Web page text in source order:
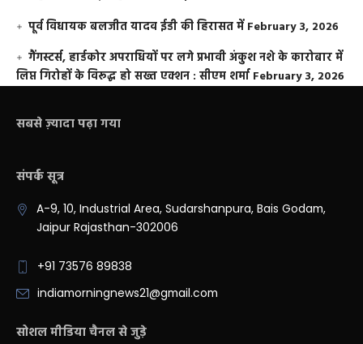
पूर्व विधायक बलजीत यादव ईडी की हिरासत में February 3, 2026
गैंगस्टर्स, हार्डकोर अपराधियों पर लगे प्रभावी अंकुश नशे के कारोबार में
लिप्त गिरोहों के विरूद्ध हो सख्त एक्शन : सीएम शर्मा February 3, 2026
सबसे ज़्यादा पढ़ा गया
संपर्क सूत्र
A-9, 10, Industrial Area, Sudarshanpura, Bais Godam,
Jaipur Rajasthan-302006
+91 73576 89838
indiamorningnews21@gmail.com
सोशल मीडिया चैनल से जुड़े